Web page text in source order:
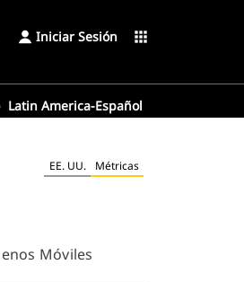
Iniciar Sesión apps
Latin America-Español
EE. UU. Métricas
Móviles